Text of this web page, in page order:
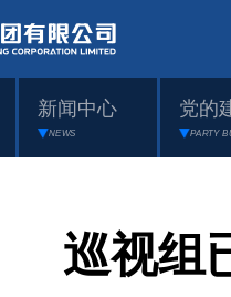
新闻中心
NEWS
党的
PARTY
巡视组